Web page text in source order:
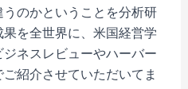
のかということを分析研
を全世界に、米国経営学
ネスレビューやハーバー
紹介させていただいてま